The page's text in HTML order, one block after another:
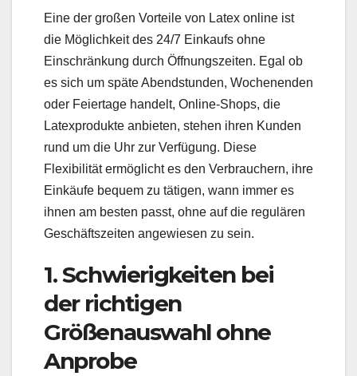
Eine der großen Vorteile von Latex online ist
die Möglichkeit des 24/7 Einkaufs ohne
Einschränkung durch Öffnungszeiten. Egal ob
es sich um späte Abendstunden, Wochenenden
oder Feiertage handelt, Online-Shops, die
Latexprodukte anbieten, stehen ihren Kunden
rund um die Uhr zur Verfügung. Diese
Flexibilität ermöglicht es den Verbrauchern, ihre
Einkäufe bequem zu tätigen, wann immer es
ihnen am besten passt, ohne auf die regulären
Geschäftszeiten angewiesen zu sein.
1. Schwierigkeiten bei
der richtigen
Größenauswahl ohne
Anprobe